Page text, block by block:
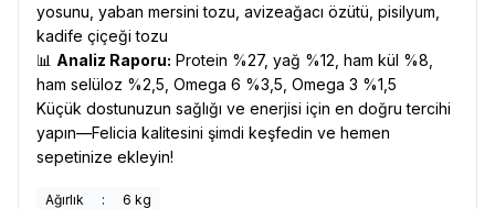
yosunu, yaban mersini tozu, avizeağacı özütü, pisilyum,
kadife çiçeği tozu
📊 Analiz Raporu: Protein %27, yağ %12, ham kül %8,
ham selüloz %2,5, Omega 6 %3,5, Omega 3 %1,5
Küçük dostunuzun sağlığı ve enerjisi için en doğru tercihi
yapın—Felicia kalitesini şimdi keşfedin ve hemen
sepetinize ekleyin!
Ağırlık : 6 kg